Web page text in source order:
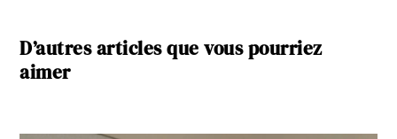
D’autres articles que vous pourriez
aimer